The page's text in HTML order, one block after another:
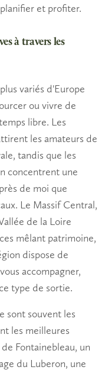
et profiter.
à travers les
variés d'Europe
ou vivre de
libre. Les
les amateurs de
tandis que les
concentrent une
de moi que
Le Massif Central,
de la Loire
mêlant patrimoine,
dispose de
accompagner,
type de sortie.
sont souvent les
les meilleures
Fontainebleau, un
du Luberon, une